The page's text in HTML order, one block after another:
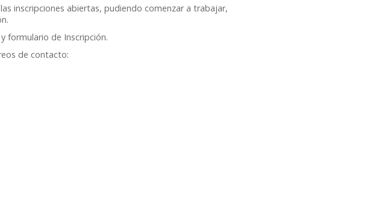
inscripciones abiertas, pudiendo comenzar a trabajar,
formulario de Inscripción.
de contacto: